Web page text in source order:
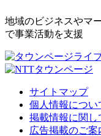
地域のビジネスやマ
で事業活動を支援
サイトマップ
個人情報につい
掲載情報に関し
広告掲載のご案